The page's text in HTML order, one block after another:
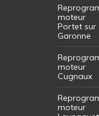
moteur
Portet sur
Garonne
moteur
Cugnaux
moteur